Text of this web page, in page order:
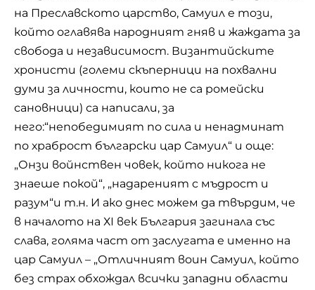
на Преславското царство, Самуил е този,
който оглавява народният гняв и жаждата за
свобода и независимост. Византийските
хронисти (големи скъперници на похвални
думи за личности, които не са ромейски
сановници) са написали, за
него:“непобедимият по сила и ненадминат
по храброст български цар Самуил“ и още:
„Онзи войнствен човек, който никога не
знаеше покой“, „надареният с мъдрост и
разум“и т.н. И ако днес можем да твърдим, че
в началото на ХІ век България загинала със
слава, голяма част от заслугата е именно на
цар Самуил – „Отличният воин Самуил, който
без страх обхождал всички западни области